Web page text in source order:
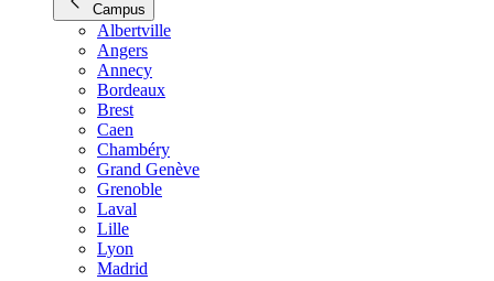
Campus
Albertville
Angers
Annecy
Bordeaux
Brest
Caen
Chambéry
Grand Genève
Grenoble
Laval
Lille
Lyon
Madrid